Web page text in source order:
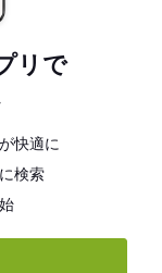
リで
快適に
検索